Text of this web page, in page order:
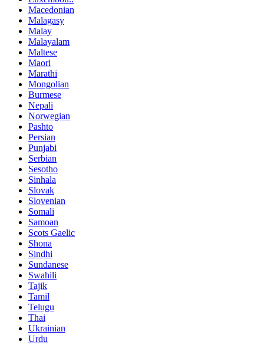
Macedonian
Malagasy
Malay
Malayalam
Maltese
Maori
Marathi
Mongolian
Burmese
Nepali
Norwegian
Pashto
Persian
Punjabi
Serbian
Sesotho
Sinhala
Slovak
Slovenian
Somali
Samoan
Scots Gaelic
Shona
Sindhi
Sundanese
Swahili
Tajik
Tamil
Telugu
Thai
Ukrainian
Urdu